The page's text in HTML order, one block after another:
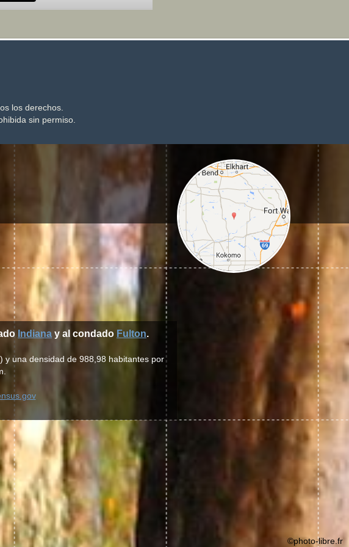
los derechos.
sin permiso.
Indiana y al condado Fulton.
y una densidad de 988,98 habitantes por
©photo-libre.fr